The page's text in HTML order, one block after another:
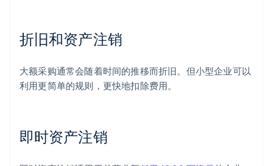
折旧和资产注销
大额采购通常会随着时间的推移而折旧。但小型企业可以
利用更简单的规则，更快地扣除费用。
即时资产注销